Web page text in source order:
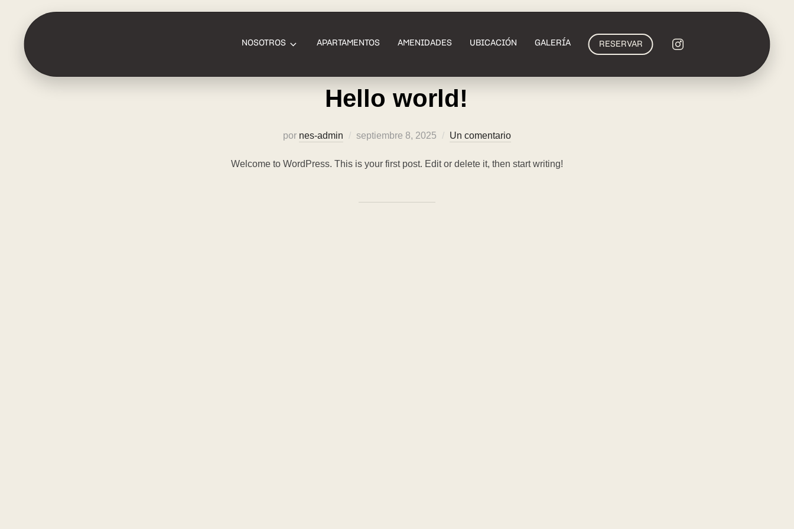
NOSOTROS APARTAMENTOS AMENIDADES UBICACIÓN GALERÍA RESERVAR
Autor: nes-admin
Hello world!
por nes-admin septiembre 8, 2025 Un comentario
Welcome to WordPress. This is your first post. Edit or delete it, then start writing!